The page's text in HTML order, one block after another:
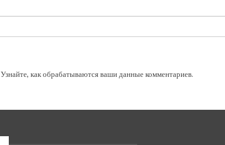
Узнайте, как обрабатываются ваши данные комментариев.